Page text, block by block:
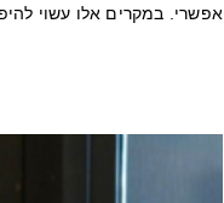
אפשרי. במקרים אלו עשוי